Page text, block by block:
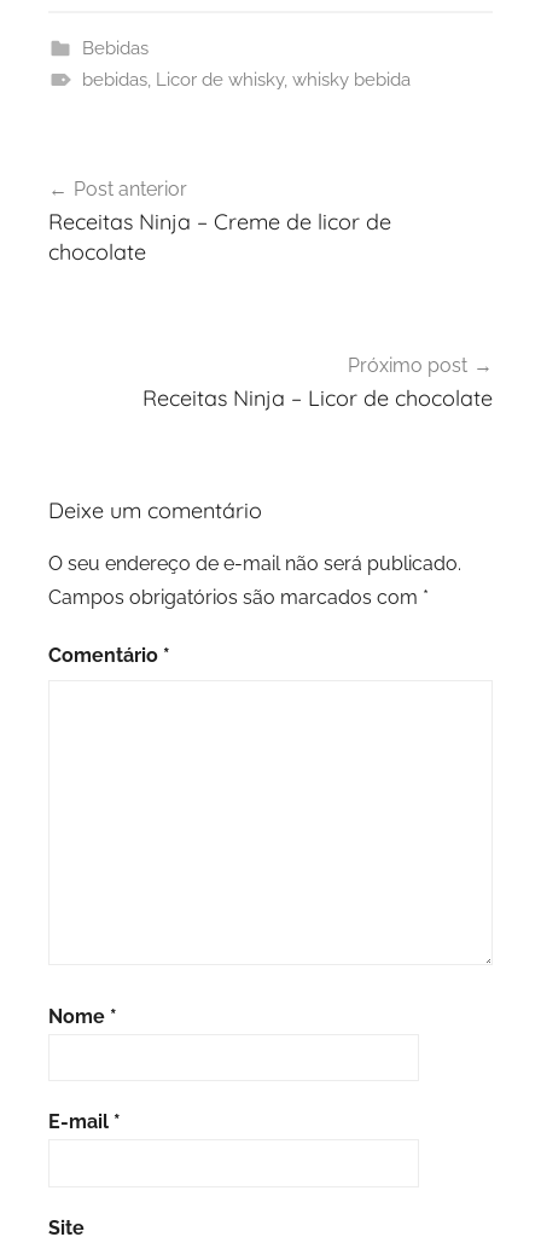
Bebidas
bebidas, Licor de whisky, whisky bebida
de
Post
Post anterior
Receitas Ninja – Creme de licor de
chocolate
Próximo post
Receitas Ninja – Licor de chocolate
Deixe um comentário
O seu endereço de e-mail não será publicado.
Campos obrigatórios são marcados com *
Comentário *
Nome *
E-mail *
Site